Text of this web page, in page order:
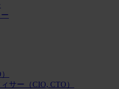
サー（CIO, CTO）